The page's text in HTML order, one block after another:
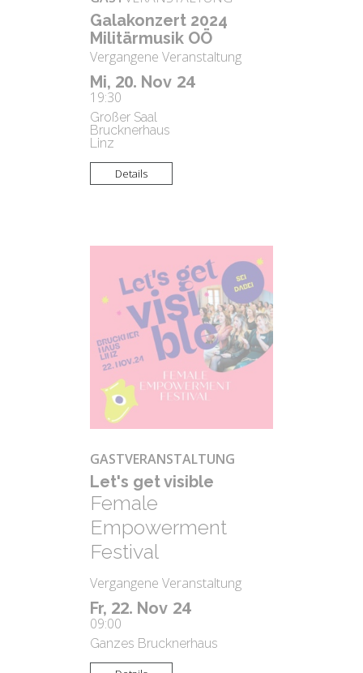
Mi, 20. Nov 24
19:30
Großer Saal
Brucknerhaus
Linz
Ga­la­kon­zert 2024
Mi­li­tär­mu­sik OÖ
Vergangene Veranstaltung
Details
Fr, 22. Nov 24
09:00
Ganzes Brucknerhaus
GASTVERANSTALTUNG
Let's get vi­si­ble
Female
Empowerment
Festival
Vergangene Veranstaltung